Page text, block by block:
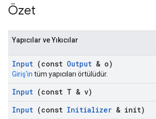
Özet
Yapıcılar ve Yıkıcılar
Input (const Output & o)
Giriş'in tüm yapıcıları örtülüdür.
Input (const T & v)
Input (const Initializer & init)